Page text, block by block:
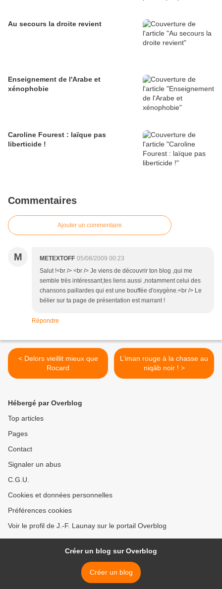
Au secours la droite revient
Enseignement de l'Arabe et
xénophobie
Caroline Fourest : laïque pas
liberticide !
Commentaires
Ajouter un commentaire
M METEXTOFF 05/08/2009 00:23
Salut !<br /> <br /> Je viens de découvrir ton blog ,qui me
semble très intéressant,tes liens aussi ,notamment celui des
chansons paillardes qui est une bouffée d'oxygène.<br /> Le
bélier sur ta page de présentation est marrant !
Répondre
< Delors vieillit mieux que
Rocard
L’iman rouge à la chasse au
niqâb noir ! >
Hébergé par Overblog
Top articles
Pages
Contact
Signaler un abus
C.G.U.
Cookies et données personnelles
Préférences cookies
Voir le profil de J.-F. Launay sur le portail Overblog
Créer un blog sur Overblog
Créer un blog